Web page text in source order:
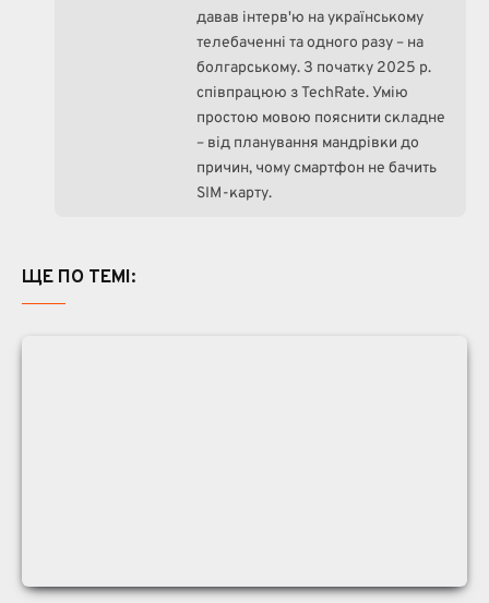
давав інтерв'ю на українському
телебаченні та одного разу – на
болгарському. З початку 2025 р.
співпрацюю з TechRate. Умію
простою мовою пояснити складне
– від планування мандрівки до
причин, чому смартфон не бачить
SIM-карту.
ЩЕ ПО ТЕМІ: